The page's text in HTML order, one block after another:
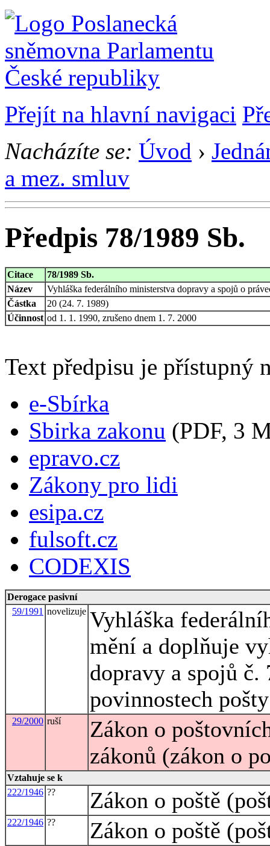
Přejít na hlavní navigaci
Nacházíte se: Úvod ›
a mez. smluv
Předpis 78/1989 Sb.
Citace
78/1989 Sb.
Název
Vyhláška federálního ministerstva dopravy a spojů o
Částka
20 (24. 7. 1989)
Účinnost od 1. 1. 1990, zrušeno dnem 1. 7. 2000
Text předpisu je přístupný
e-Sbírka
Sbirka zakonu (PDF, 3
epravo.cz
Zákony pro lidi
esipa.cz
fulsoft.cz
CODEXIS
Derogace pasivní
59/1991 novelizuje Vyhláška
mění a doplňuje
dopravy a spojů č.
povinnostech
29/2000 ruší
Zákon o
zákonů (zákon o
Vztahuje se k
222/1946 ?? Zákon o poště
222/1946 ?? Zákon o poště